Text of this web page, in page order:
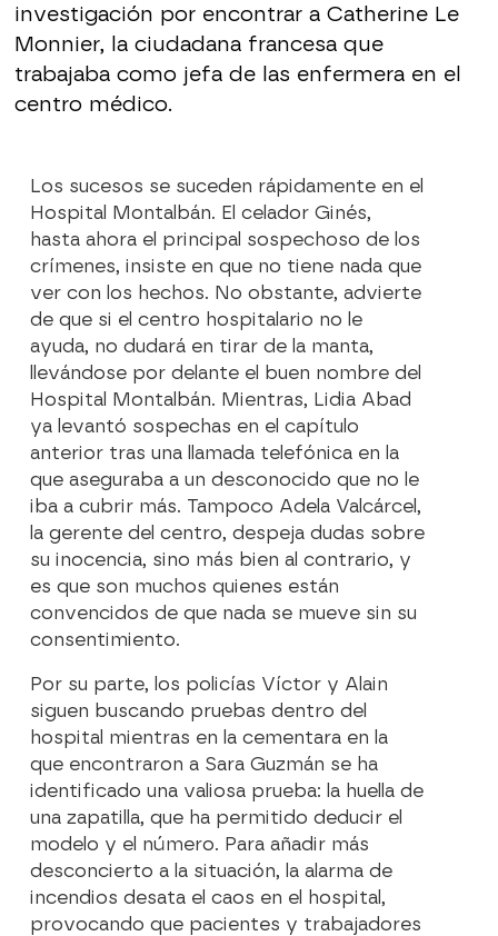
investigación por encontrar a Catherine Le
Monnier, la ciudadana francesa que
trabajaba como jefa de las enfermera en el
centro médico.
Los sucesos se suceden rápidamente en el
Hospital Montalbán. El celador Ginés,
hasta ahora el principal sospechoso de los
crímenes, insiste en que no tiene nada que
ver con los hechos. No obstante, advierte
de que si el centro hospitalario no le
ayuda, no dudará en tirar de la manta,
llevándose por delante el buen nombre del
Hospital Montalbán. Mientras, Lidia Abad
ya levantó sospechas en el capítulo
anterior tras una llamada telefónica en la
que aseguraba a un desconocido que no le
iba a cubrir más. Tampoco Adela Valcárcel,
la gerente del centro, despeja dudas sobre
su inocencia, sino más bien al contrario, y
es que son muchos quienes están
convencidos de que nada se mueve sin su
consentimiento.
Por su parte, los policías Víctor y Alain
siguen buscando pruebas dentro del
hospital mientras en la cementara en la
que encontraron a Sara Guzmán se ha
identificado una valiosa prueba: la huella de
una zapatilla, que ha permitido deducir el
modelo y el número. Para añadir más
desconcierto a la situación, la alarma de
incendios desata el caos en el hospital,
provocando que pacientes y trabajadores